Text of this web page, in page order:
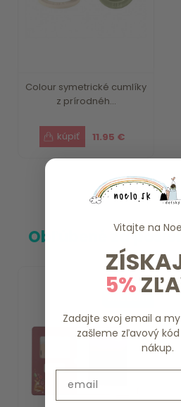
Colour symetrické cumlíky
z prírodnéh...
11.95 €
Obľúbené zaVitajte na
5%
Zadajte svoj email a
zašleme zľavový
nákup.